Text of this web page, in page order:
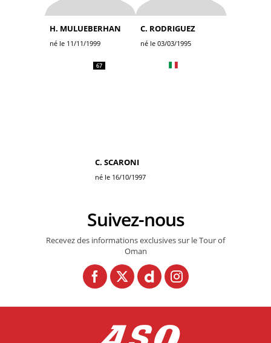
H. MULUEBERHAN
né le 11/11/1999
C. RODRIGUEZ
né le 03/03/1995
67
C. SCARONI
né le 16/10/1997
Suivez-nous
Recevez des informations exclusives sur le Tour of
Oman